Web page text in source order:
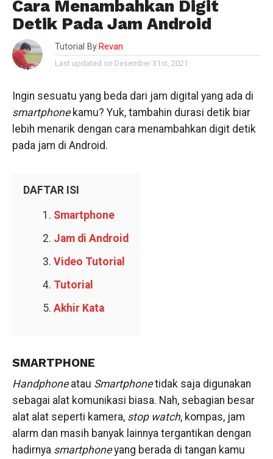
Cara Menambahkan Digit
Detik Pada Jam Android
Tutorial By Revan
Last updated on Desember 31st, 2021
Ingin sesuatu yang beda dari jam digital yang ada di
smartphonekamu? Yuk, tambahin durasi detik biar
lebih menarik dengan cara menambahkan digit detik
pada jam di Android.
DAFTAR ISI
Smartphone
Jam di Android
Video Tutorial
Tutorial
Akhir Kata
SMARTPHONE
Handphoneatau Smartphonetidak saja digunakan
sebagai alat komunikasi biasa. Nah, sebagian besar
alat alat seperti kamera, stop watch, kompas, jam
alarm dan masih banyak lainnya tergantikan dengan
hadirnya smartphoneyang berada di tangan kamu